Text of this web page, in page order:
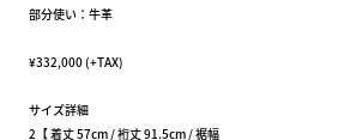
部分使い：牛革
¥332,000 (+TAX)
サイズ詳細
2【 着丈 57cm / 裄丈 91.5cm / 裾幅